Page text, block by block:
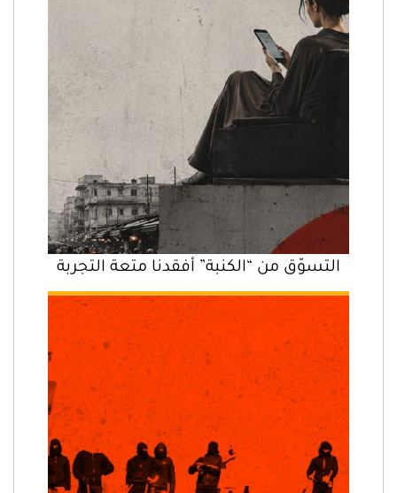
التسوّق من “الكنبة” أفقدنا متعة التجربة